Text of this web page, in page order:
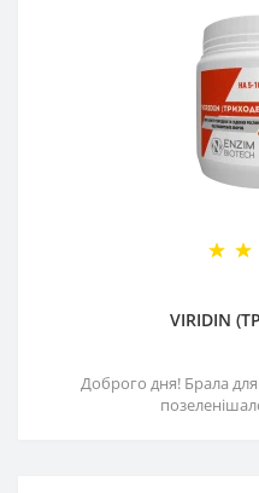
VIRIDIN
Доброго дня! Брала для